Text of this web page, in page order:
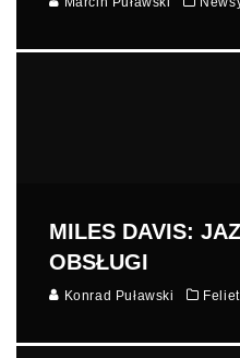
MILES DAVIS:
OBSŁUGI
Konrad Puławski